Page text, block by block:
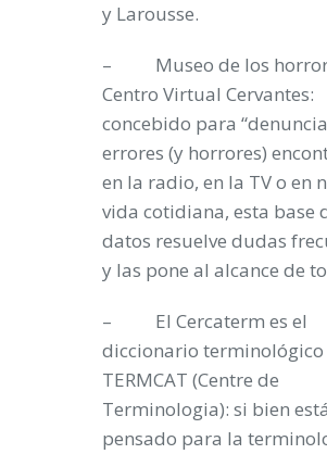
y Larousse.
– Museo de los
Centro Virtual Cervantes:
concebido para
errores (y horrores)
en la radio, en la TV o en
vida cotidiana, esta base
datos resuelve dudas
y las pone al alcance de
– El Cercaterm es el
diccionario terminológico
TERMCAT (Centre de
Terminologia): si bien está
pensado para la